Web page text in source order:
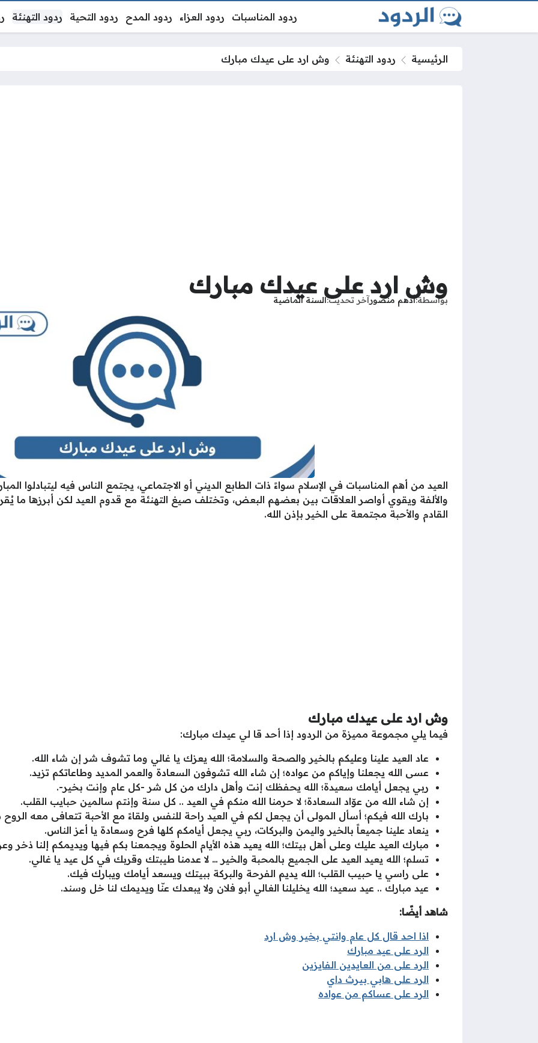
ردود المناسبات ردود العزاء ردود المدح ردود التحية ردود التهنئة
الرئيسية ردود التهنئة وش ارد على عيدك مبارك
وش ارد على عيدك مبارك
بواسطةأدهم منصورآخر تحديثالسنة الماضية
العيد من أهم المناسبات في الإسلام سواءً ذات الطابع الديني أو الاجتماعي، يجتمع الناس فيه ليتبادلوا
والألفة ويقوي أواصر العلاقات بين بعضهم البعض، وتختلف صيغ التهنئة مع قدوم العيد لكن أبرزها ما يُقرأ
القادم والأحبة مجتمعة على الخير بإذن الله.
وش ارد على عيدك مبارك
فيما يلي مجموعة مميزة من الردود إذا أحد قا لي عيدك مبارك:
عاد العيد علينا وعليكم بالخير والصحة والسلامة؛ الله يعزك يا غالي وما تشوف شر إن شاء الله.
عسى الله يجعلنا وإياكم من عواده؛ إن شاء الله تشوفون السعادة والعمر المديد وطاعاتكم تزيد.
ربي يجعل أيامك سعيدة؛ الله يحفظك إنت وأهل دارك من كل شر -كل عام وإنت بخير-.
إن شاء الله من عوّاد السعادة؛ لا حرمنا الله منكم في العيد .. كل سنة وإنتم سالمين حبايب القلب.
بارك الله فيكم؛ أسأل المولى أن يجعل لكم في العيد راحة للنفس ولقاءً مع الأحبة تتعافى معه الروح
ينعاد علينا جميعاً بالخير واليمن والبركات، ربي يجعل أيامكم كلها فرح وسعادة يا أعز الناس.
مبارك العيد عليك وعلى أهل بيتك؛ الله يعيد هذه الأيام الحلوة ويجمعنا بكم فيها ويديمكم إلنا ذخر
تسلم؛ الله يعيد العيد على الجميع بالمحبة والخير … لا عدمنا طيبتك وقربك في كل عيد يا غالي.
على راسي يا حبيب القلب؛ الله يديم الفرحة والبركة ببيتك ويسعد أيامك ويبارك فيك.
عيد مبارك .. عيد سعيد؛ الله يخليلنا الغالي أبو فلان ولا يبعدك عنّا ويديمك لنا خل وسند.
شاهد أيضًا:
اذا احد قال كل عام وانتي بخير وش ارد
الرد على عيد مبارك
الرد على من العايدين الفايزين
الرد على هابي بيرث داي
الرد على عساكم من عواده